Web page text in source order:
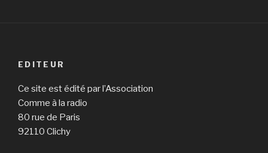
EDITEUR
Ce site est édité par l’Association
Comme à la radio
80 rue de Paris
92110 Clichy